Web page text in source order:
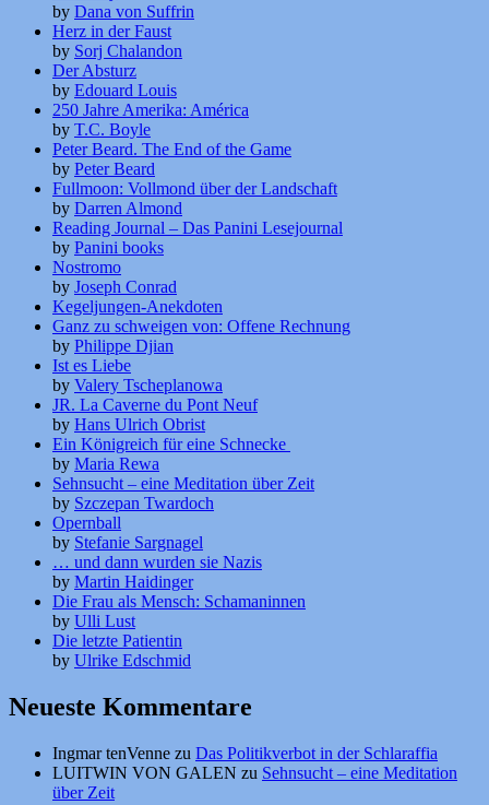
by Dana von Suffrin
Herz in der Faust
by Sorj Chalandon
Der Absturz
by Edouard Louis
250 Jahre Amerika: América
by T.C. Boyle
Peter Beard. The End of the Game
by Peter Beard
Fullmoon: Vollmond über der Landschaft
by Darren Almond
Reading Journal – Das Panini Lesejournal
by Panini books
Nostromo
by Joseph Conrad
Kegeljungen-Anekdoten
Ganz zu schweigen von: Offene Rechnung
by Philippe Djian
Ist es Liebe
by Valery Tscheplanowa
JR. La Caverne du Pont Neuf
by Hans Ulrich Obrist
Ein Königreich für eine Schnecke
by Maria Rewa
Sehnsucht – eine Meditation über Zeit
by Szczepan Twardoch
Opernball
by Stefanie Sargnagel
… und dann wurden sie Nazis
by Martin Haidinger
Die Frau als Mensch: Schamaninnen
by Ulli Lust
Die letzte Patientin
by Ulrike Edschmid
Neueste Kommentare
Ingmar tenVenne zu Das Politikverbot in der Schlaraffia
LUITWIN VON GALEN zu Sehnsucht – eine Meditation
über Zeit